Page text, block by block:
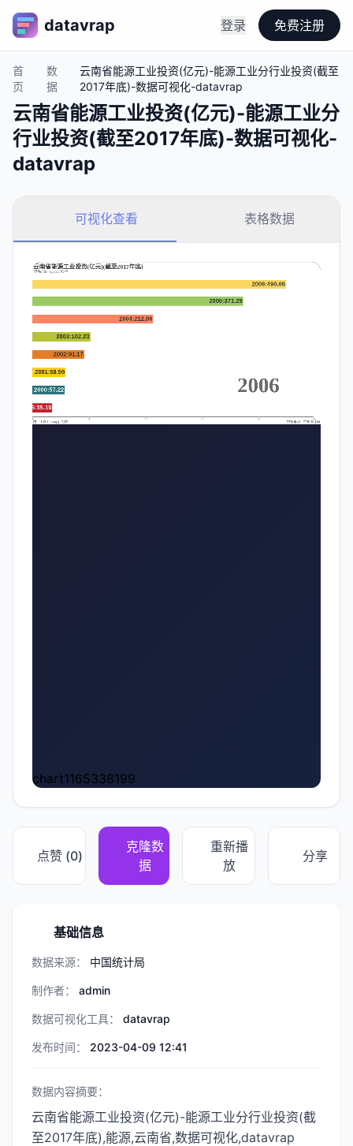
datavrap 登录 免费注册
首
页
数
据
云南省能源工业投资(亿元)-能源工业分行业投资(截至
2017年底)-数据可视化-datavrap
云南省能源工业投资(亿元)-能源工业分
行业投资(截至2017年底)-数据可视化-
datavrap
可视化查看 表格数据
chart1165338199
点赞 (0)
克隆数
据
重新播
放
分享
基础信息
数据来源： 中国统计局
制作者： admin
数据可视化工具： datavrap
发布时间： 2023-04-09 12:41
数据内容摘要：
云南省能源工业投资(亿元)-能源工业分行业投资(截
至2017年底),能源,云南省,数据可视化,datavrap